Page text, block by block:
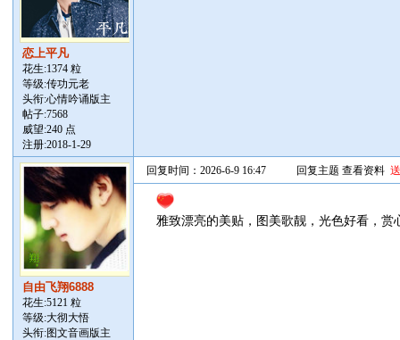
恋上平凡
花生:1374 粒
等级:传功元老
头衔:心情吟诵版主
帖子:7568
威望:240 点
注册:2018-1-29
自由飞翔6888
花生:5121 粒
等级:大彻大悟
头衔:图文音画版主
回复时间：2026-6-9 16:47 回复主题 查看资料
雅致漂亮的美贴，图美歌靓，光色好看，赏